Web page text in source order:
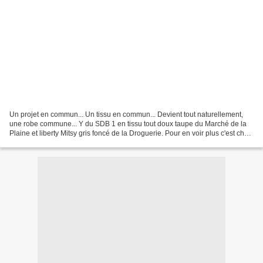
Un projet en commun... Un tissu en commun... Devient tout naturellement,
une robe commune... Y du SDB 1 en tissu tout doux taupe du Marché de la
Plaine et liberty Mitsy gris foncé de la Droguerie. Pour en voir plus c'est chez